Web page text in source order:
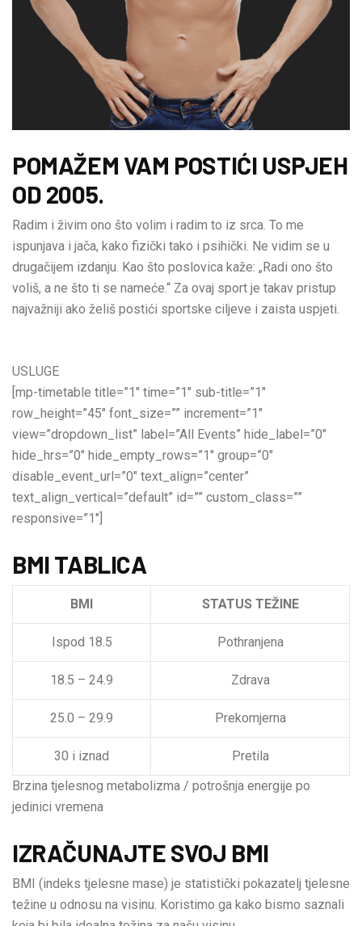
POMAŽEM VAM POSTIĆI USPJEH
OD 2005.
Radim i živim ono što volim i radim to iz srca. To me
ispunjava i jača, kako fizički tako i psihički. Ne vidim se u
drugačijem izdanju. Kao što poslovica kaže: „Radi ono što
voliš, a ne što ti se nameće.“ Za ovaj sport je takav pristup
najvažniji ako želiš postići sportske ciljeve i zaista uspjeti.
USLUGE
[mp-timetable title=”1″ time=”1″ sub-title=”1″
row_height=”45″ font_size=”” increment=”1″
view=”dropdown_list” label=”All Events” hide_label=”0″
hide_hrs=”0″ hide_empty_rows=”1″ group=”0″
disable_event_url=”0″ text_align=”center”
text_align_vertical=”default” id=”” custom_class=””
responsive=”1″]
BMI TABLICA
BMI STATUS TEŽINE
Ispod 18.5 Pothranjena
18.5 – 24.9 Zdrava
25.0 – 29.9 Prekomjerna
30 i iznad
Pretila
Brzina tjelesnog metabolizma / potrošnja energije po
jedinici vremena
IZRAČUNAJTE SVOJ BMI
BMI (indeks tjelesne mase) je statistički pokazatelj tjelesne
težine u odnosu na visinu. Koristimo ga kako bismo saznali